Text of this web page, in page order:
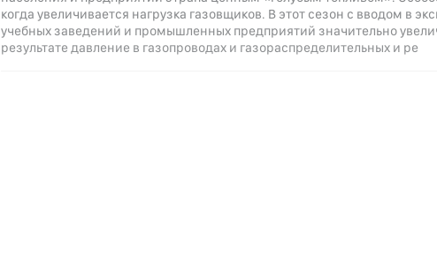
когда увеличивается нагрузка газовщиков. В этот сезон с вводом в
учебных заведений и промышленных предприятий значительно
результате давление в газопроводах и газораспределительных и ре